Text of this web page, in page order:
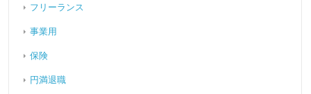
フリーランス
事業用
保険
円満退職